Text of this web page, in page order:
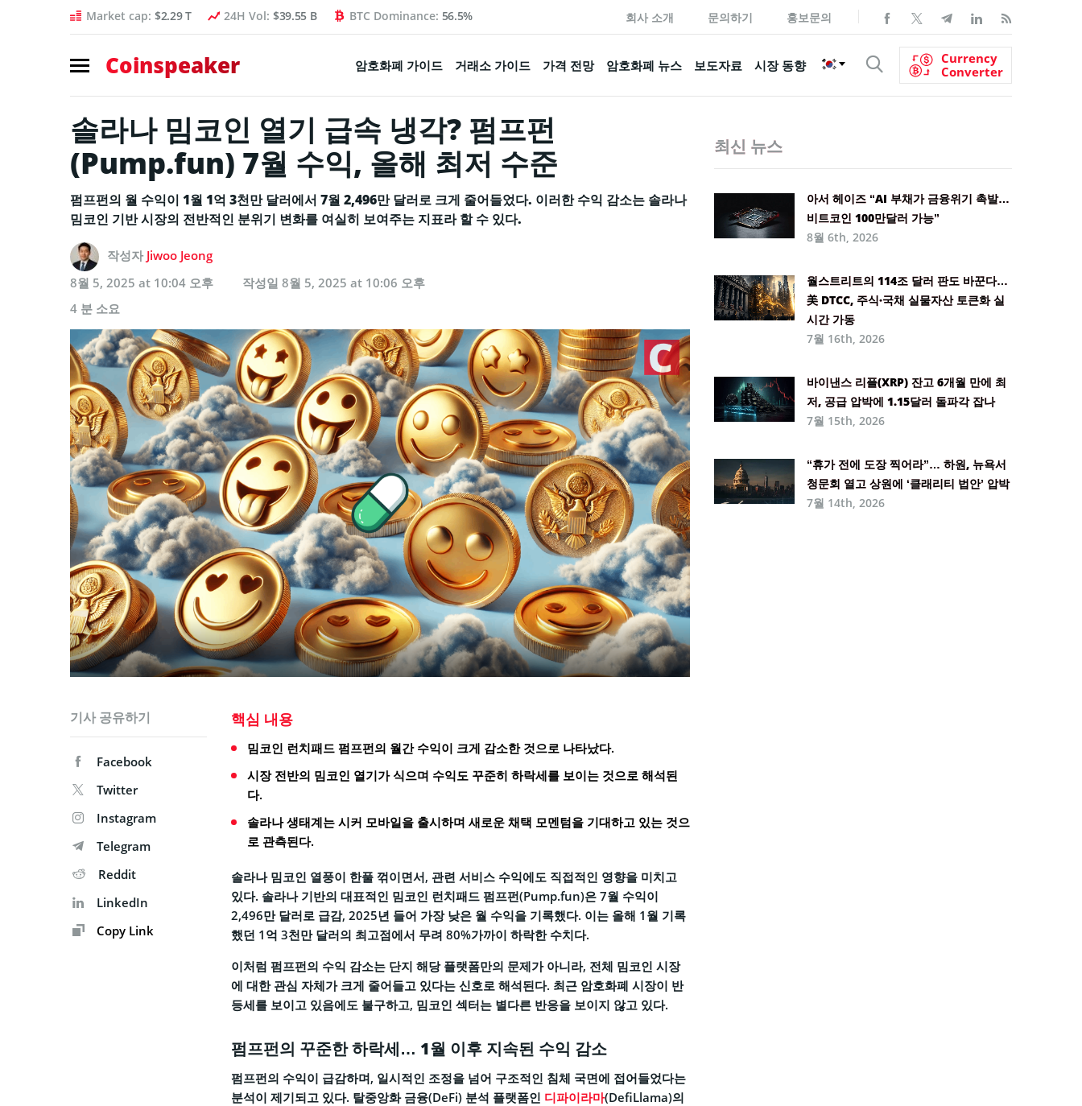
Market cap: $2.29 T 24H Vol: $39.55 B BTC Dominance: 56.5% 회사 소개 문의하기 홍보문의
Coinspeaker 암호화폐 가이드 거래소 가이드 가격 전망 암호화폐 뉴스 보도자료 시장 동향
Currency
Converter
솔라나 밈코인 열기 급속 냉각? 펌프펀
(Pump.fun) 7월 수익, 올해 최저 수준
펌프펀의 월 수익이 1월 1억 3천만 달러에서 7월 2,496만 달러로 크게 줄어들었다. 이러한 수익 감소는 솔라나
밈코인 기반 시장의 전반적인 분위기 변화를 여실히 보여주는 지표라 할 수 있다.
작성자 Jiwoo Jeong
8월 5, 2025 at 10:04 오후
작성일 8월 5, 2025 at 10:06 오후
4 분 소요
기사 공유하기
Facebook
Twitter
Instagram
Telegram
Reddit
LinkedIn
Copy Link
핵심 내용
밈코인 런치패드 펌프펀의 월간 수익이 크게 감소한 것으로 나타났다.
시장 전반의 밈코인 열기가 식으며 수익도 꾸준히 하락세를 보이는 것으로 해석된
다.
솔라나 생태계는 시커 모바일을 출시하며 새로운 채택 모멘텀을 기대하고 있는 것으
로 관측된다.
솔라나 밈코인 열풍이 한풀 꺾이면서, 관련 서비스 수익에도 직접적인 영향을 미치고
있다. 솔라나 기반의 대표적인 밈코인 런치패드 펌프펀(Pump.fun)은 7월 수익이
2,496만 달러로 급감, 2025년 들어 가장 낮은 월 수익을 기록했다. 이는 올해 1월 기록
했던 1억 3천만 달러의 최고점에서 무려 80%가까이 하락한 수치다.
이처럼 펌프펀의 수익 감소는 단지 해당 플랫폼만의 문제가 아니라, 전체 밈코인 시장
에 대한 관심 자체가 크게 줄어들고 있다는 신호로 해석된다. 최근 암호화폐 시장이 반
등세를 보이고 있음에도 불구하고, 밈코인 섹터는 별다른 반응을 보이지 않고 있다.
펌프펀의 꾸준한 하락세… 1월 이후 지속된 수익 감소
펌프펀의 수익이 급감하며, 일시적인 조정을 넘어 구조적인 침체 국면에 접어들었다는
분석이 제기되고 있다. 탈중앙화 금융(DeFi) 분석 플랫폼인 디파이라마(DefiLlama)의
최신 뉴스
아서 헤이즈 “AI 부채가 금융위기 촉발…
비트코인 100만달러 가능”
8월 6th, 2026
월스트리트의 114조 달러 판도 바꾼다…
美 DTCC, 주식·국채 실물자산 토큰화 실
시간 가동
7월 16th, 2026
바이낸스 리플(XRP) 잔고 6개월 만에 최
저, 공급 압박에 1.15달러 돌파각 잡나
7월 15th, 2026
“휴가 전에 도장 찍어라”… 하원, 뉴욕서
청문회 열고 상원에 ‘클래리티 법안’ 압박
7월 14th, 2026